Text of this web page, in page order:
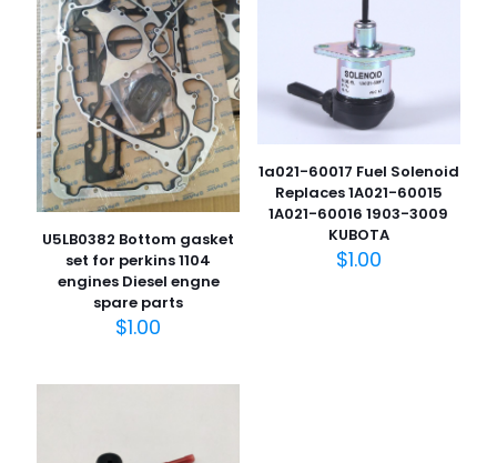
U5LB0382 Bottom gasket
set for perkins 1104
engines Diesel engne
spare parts
$1.00
1a021-60017 Fuel Solenoid
Replaces 1A021-60015
1A021-60016 1903-3009
KUBOTA
$1.00